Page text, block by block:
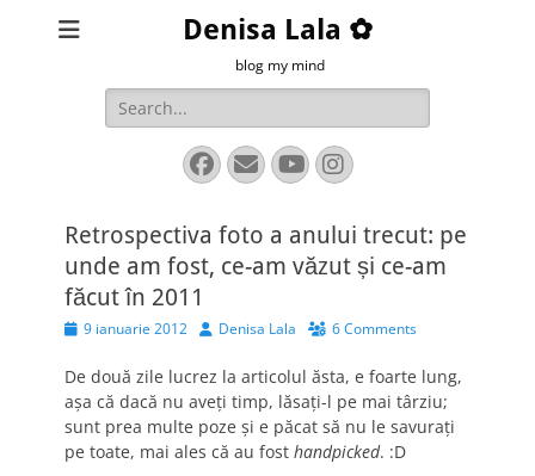
Denisa Lala ✿
blog my mind
Search
for:
Facebook
EmailYouTube
Instagram
Retrospectiva foto a anului trecut: pe
unde am fost, ce-am văzut și ce-am
făcut în 2011
Posted9 ianuarie 2012 AuthorDenisa Lala 6 Comments
De două zile lucrez la articolul ăsta, e foarte lung,
așa că dacă nu aveți timp, lăsați-l pe mai târziu;
sunt prea multe poze și e păcat să nu le savurați
pe toate, mai ales că au fost handpicked. :D